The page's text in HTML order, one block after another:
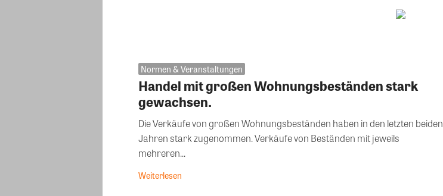
Normen & Veranstaltungen
Handel mit großen Wohnungsbeständen stark
gewachsen.
Die Verkäufe von großen Wohnungsbeständen haben in den letzten beiden
Jahren stark zugenommen. Verkäufe von Beständen mit jeweils
mehreren...
Weiterlesen